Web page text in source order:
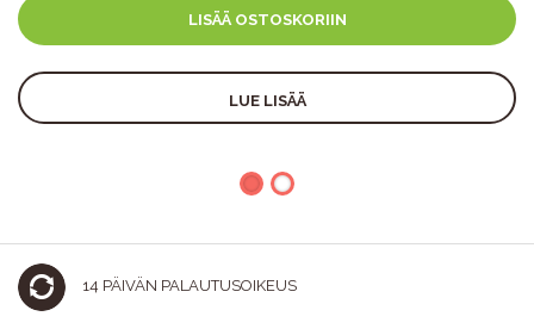
LISÄÄ OSTOSKORIIN
LUE LISÄÄ
14 PÄIVÄN PALAUTUSOIKEUS